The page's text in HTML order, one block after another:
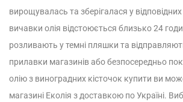
вирощувалась та зберігалася у
вичавки олія відстоюється близько 24
розливають у темні пляшки та
прилавки магазинів або безпосередньо
олію з виноградних кісточок купити ви
магазині Еколія з доставкою по Україні.